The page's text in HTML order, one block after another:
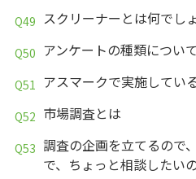
スクリーナーとは何でし
アンケートの種類につい
アスマークで実施してい
市場調査とは
調査の企画を立てるので
で、ちょっと相談したい